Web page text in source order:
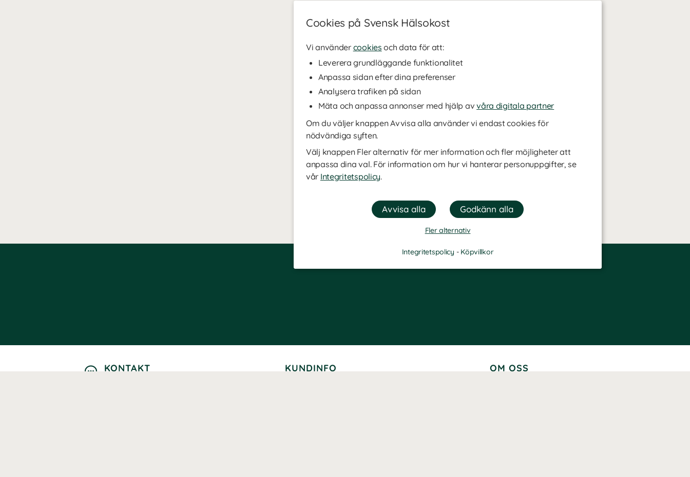
Cookies på Svensk Hälsokost
Vi använder cookies och data för att:
Leverera grundläggande funktionalitet
Anpassa sidan efter dina preferenser
Analysera trafiken på sidan
Mäta och anpassa annonser med hjälp avvåra digitala partner
Om du väljer knappen Avvisa alla använder vi endast cookies för
nödvändiga syften.
Välj knappen Fler alternativ för mer information och fler möjligheter att
anpassa dina val. För information om hur vi hanterar personuppgifter, se
vår Integritetspolicy.
Fler alternativ
Integritetspolicy - Köpvillkor
KONTAKT KUNDINFO OM OSS